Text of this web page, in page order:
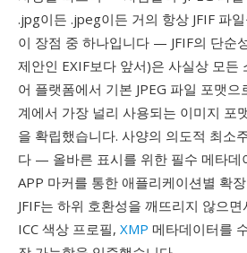
.jpg이든 .jpeg이든 거의 항상 JFIF 파
이 장점 중 하나입니다 — JFIF의 단순
제안인 EXIF보다 앞서)은 사실상 모든
어 플랫폼에서 기본 JPEG 파일 포맷으
계에서 가장 널리 사용되는 이미지 포
을 확립했습니다. 사양의 의도적 최소
다 — 올바른 표시를 위한 필수 메타데
APP 마커를 통한 애플리케이션별 확
JFIF는 하위 호환성을 깨뜨리지 않으
ICC 색상 프로필, XMP 메타데이터를